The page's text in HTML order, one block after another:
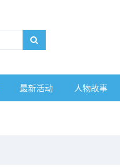
最新活动 人物故事